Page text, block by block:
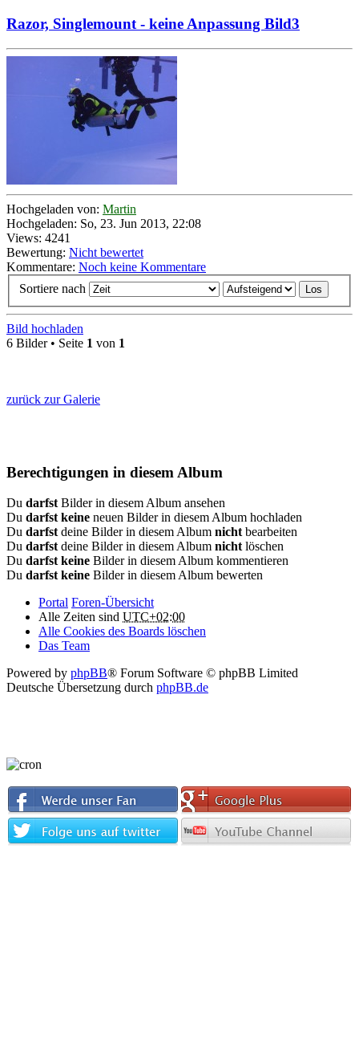
Razor, Singlemount - keine Anpassung Bild3
Hochgeladen von: Martin
Hochgeladen: So, 23. Jun 2013, 22:08
Views: 4241
Bewertung: Nicht bewertet
Kommentare: Noch keine Kommentare
Sortiere nach
Bild hochladen
6 Bilder • Seite 1 von 1
zurück zur Galerie
Berechtigungen in diesem Album
Du darfst Bilder in diesem Album ansehen
Du darfst keine neuen Bilder in diesem Album hochladen
Du darfst deine Bilder in diesem Album nicht bearbeiten
Du darfst deine Bilder in diesem Album nicht löschen
Du darfst keine Bilder in diesem Album kommentieren
Du darfst keine Bilder in diesem Album bewerten
Portal Foren-Übersicht
Alle Zeiten sind UTC+02:00
Alle Cookies des Boards löschen
Das Team
Powered by phpBB® Forum Software © phpBB Limited
Deutsche Übersetzung durch phpBB.de